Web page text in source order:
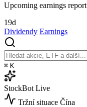
Upcoming earnings report
19d
Dividendy Earnings
⌘ K
StockBot Live
Tržní situace Čína